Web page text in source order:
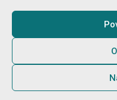
© 2025
Zodpovedné hranie